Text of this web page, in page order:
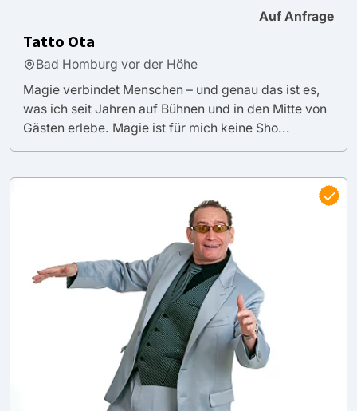
Auf Anfrage
Tatto Ota
Bad Homburg vor der Höhe
Magie verbindet Menschen – und genau das ist es,
was ich seit Jahren auf Bühnen und in den Mitte von
Gästen erlebe. Magie ist für mich keine Sho...